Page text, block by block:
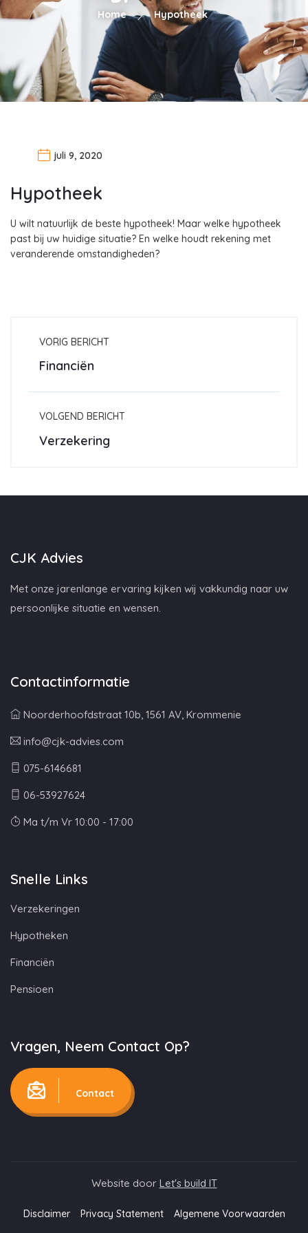
Home Hypotheek
juli 9, 2020
Hypotheek
U wilt natuurlijk de beste hypotheek! Maar welke hypotheek
past bij uw huidige situatie? En welke houdt rekening met
veranderende omstandigheden?
VORIG BERICHT
Financiën
VOLGEND BERICHT
Verzekering
CJK Advies
Met onze jarenlange ervaring kijken wij vakkundig naar uw
persoonlijke situatie en wensen.
Contactinformatie
Noorderhoofdstraat 10b, 1561 AV, Krommenie
info@cjk-advies.com
075-6146681
06-53927624
Ma t/m Vr 10:00 - 17:00
Snelle Links
Verzekeringen
Hypotheken
Financiën
Pensioen
Vragen, Neem Contact Op?
Contact
Website door Let's build IT
Disclaimer Privacy Statement Algemene Voorwaarden